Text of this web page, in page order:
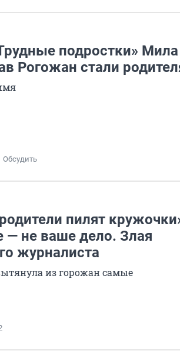
подростки» Мила
Рогожан стали
Обсудить
пилят
— не ваше дело. Злая
журналиста
из горожан самые